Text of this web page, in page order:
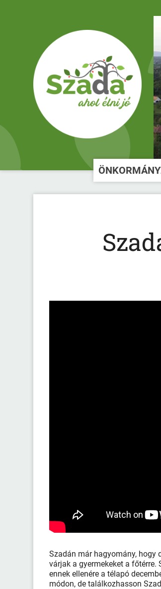
Szadán már hagyomány, hogy
várjak a gyermekeket a
ennek ellenére a télapó
módon, de találkozhasson